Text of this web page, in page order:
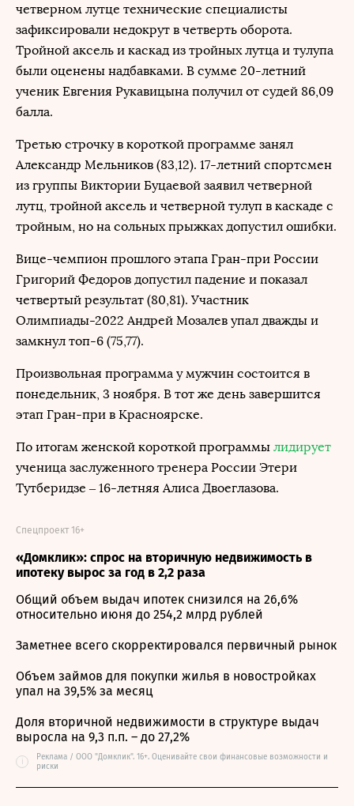
четверном лутце технические специалисты
зафиксировали недокрут в четверть оборота.
Тройной аксель и каскад из тройных лутца и тулупа
были оценены надбавками. В сумме 20-летний
ученик Евгения Рукавицына получил от судей 86,09
балла.
Третью строчку в короткой программе занял
Александр Мельников (83,12). 17-летний спортсмен
из группы Виктории Буцаевой заявил четверной
лутц, тройной аксель и четверной тулуп в каскаде с
тройным, но на сольных прыжках допустил ошибки.
Вице-чемпион прошлого этапа Гран-при России
Григорий Федоров допустил падение и показал
четвертый результат (80,81). Участник
Олимпиады-2022 Андрей Мозалев упал дважды и
замкнул топ-6 (75,77).
Произвольная программа у мужчин состоится в
понедельник, 3 ноября. В тот же день завершится
этап Гран-при в Красноярске.
По итогам женской короткой программы лидирует
ученица заслуженного тренера России Этери
Тутберидзе – 16-летняя Алиса Двоеглазова.
«Домклик»: спрос на вторичную недвижимость в
ипотеку вырос за год в 2,2 раза
Спецпроект 16+
Общий объем выдач ипотек снизился на 26,6%
относительно июня до 254,2 млрд рублей
Заметнее всего скорректировался первичный рынок
Объем займов для покупки жилья в новостройках
упал на 39,5% за месяц
Доля вторичной недвижимости в структуре выдач
выросла на 9,3 п.п. – до 27,2%
i
Реклама / ООО "Домклик". 16+. Оценивайте свои финансовые возможности и
риски